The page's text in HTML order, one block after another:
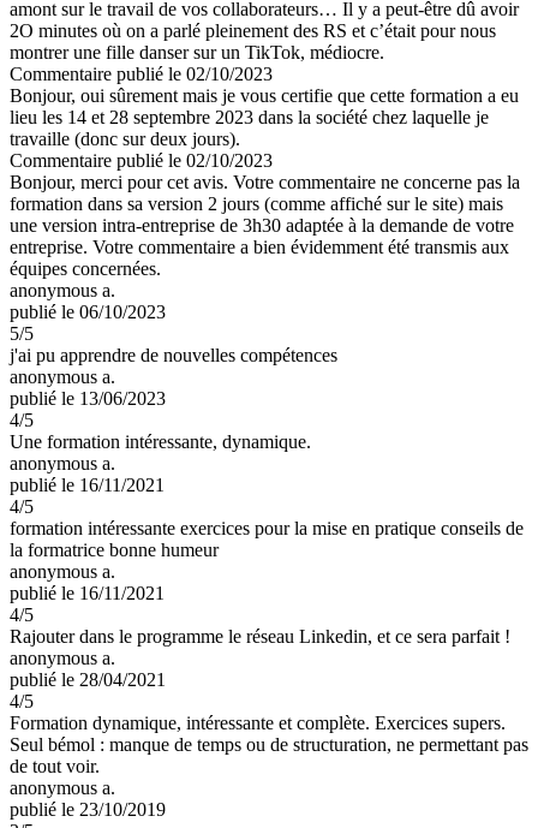
amont sur le travail de vos collaborateurs… Il y a peut-être dû avoir
2O minutes où on a parlé pleinement des RS et c’était pour nous
montrer une fille danser sur un TikTok, médiocre.
Commentaire publié le 02/10/2023
Bonjour, oui sûrement mais je vous certifie que cette formation a eu
lieu les 14 et 28 septembre 2023 dans la société chez laquelle je
travaille (donc sur deux jours).
Commentaire publié le 02/10/2023
Bonjour, merci pour cet avis. Votre commentaire ne concerne pas la
formation dans sa version 2 jours (comme affiché sur le site) mais
une version intra-entreprise de 3h30 adaptée à la demande de votre
entreprise. Votre commentaire a bien évidemment été transmis aux
équipes concernées.
anonymous a.
publié le 06/10/2023
5/5
j'ai pu apprendre de nouvelles compétences
anonymous a.
publié le 13/06/2023
4/5
Une formation intéressante, dynamique.
anonymous a.
publié le 16/11/2021
4/5
formation intéressante exercices pour la mise en pratique conseils de
la formatrice bonne humeur
anonymous a.
publié le 16/11/2021
4/5
Rajouter dans le programme le réseau Linkedin, et ce sera parfait !
anonymous a.
publié le 28/04/2021
4/5
Formation dynamique, intéressante et complète. Exercices supers.
Seul bémol : manque de temps ou de structuration, ne permettant pas
de tout voir.
anonymous a.
publié le 23/10/2019